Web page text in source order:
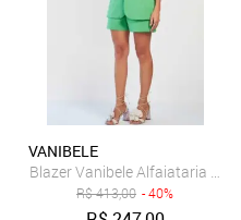
VANIBELE
Blazer Vanibele Alfaiataria Verde
R$413,00 - 40%